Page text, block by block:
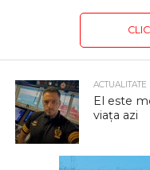
El este
viața azi